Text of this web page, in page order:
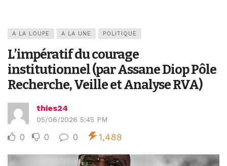
A LA LOUPE A LA UNE POLITIQUE
L’impératif du courage
institutionnel (par Assane Diop Pôle
Recherche, Veille et Analyse RVA)
thies24
05/06/2026 5:45 PM
0 0 0 1,488